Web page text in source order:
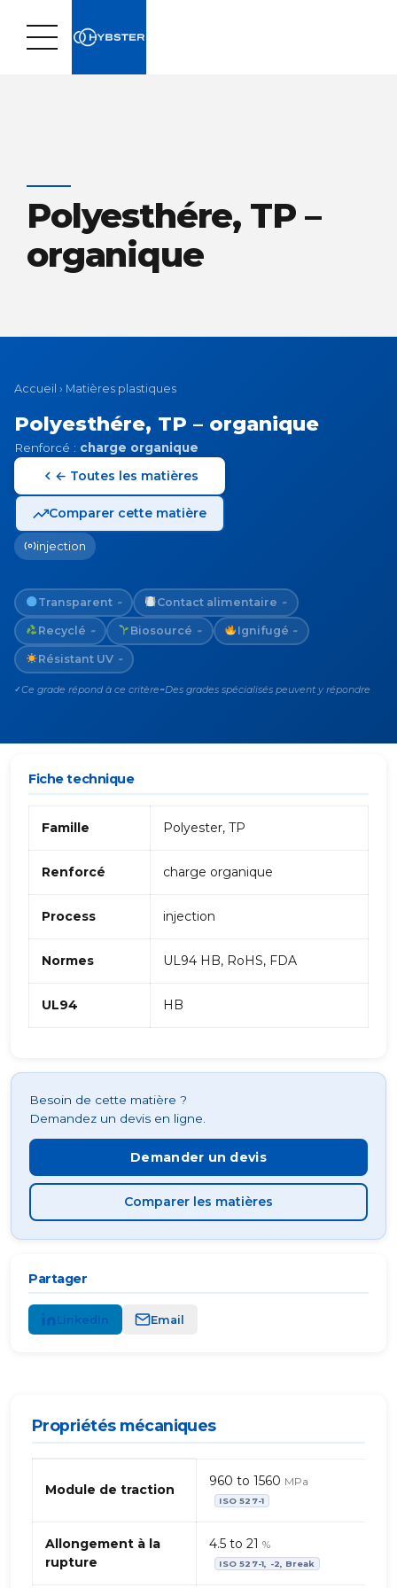
Polyesthére, TP –
organique
Accueil › Matières plastiques
Polyesthére, TP – organique
Renforcé : charge organique
← Toutes les matières
Comparer cette matière
injection
Transparent ~ Contact alimentaire ~
Recyclé ~ Biosourcé ~ Ignifugé ~
Résistant UV ~
✓ Ce grade répond à ce critère ~Des grades spécialisés peuvent y répondre
Propriétés mécaniques
mécaniques
Polyesthére,
TP
Module de traction
960 to 1560 MPa
ISO 527-1
Allongement à la
rupture
4.5 to 21 %
ISO 527-1, -2, Break
Fiche technique
Famille Polyester, TP
Renforcé charge organique
Process injection
Normes UL94 HB, RoHS, FDA
UL94 HB
Besoin de cette matière ?
Demandez un devis en ligne.
Demander un devis
Comparer les matières
Partager
LinkedIn Email